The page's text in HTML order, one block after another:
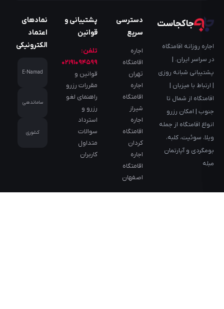
جاکجاست
اجاره روزانه اقامتگاه
در سراسر ایران. |
پشتیبانی شبانه روزی
| ارتباط با میزبان |
اقامتگاه از شمال تا
جنوب | امکان رزرو
انواع اقامتگاه از جمله
ویلا، سوئیت، کلبه،
بومگردی و آپارتمان
مبله
دسترسی
سریع
اجاره
اقامتگاه
تهران
اجاره
اقامتگاه
شیراز
اجاره
اقامتگاه
کردان
اجاره
اقامتگاه
اصفهان
پشتیبانی و
قوانین
تلفن:
۰۲۱۹۱۰۹۴۵۹۹
قوانین و
مقررات رزرو
راهنمای لغو
رزرو و
استرداد
سوالات
متداول
کاربران
نمادهای
اعتماد
الکترونیکی
E-Namad
ساماندهی
کشوری